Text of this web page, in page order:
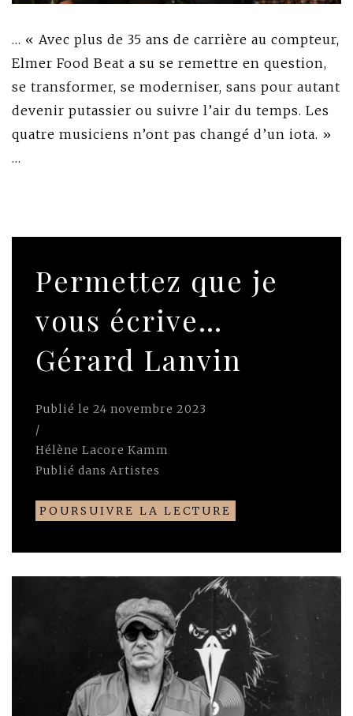
… « Avec plus de 35 ans de carrière au compteur,
Elmer Food Beat a su se remettre en question,
se transformer, se moderniser, sans pour autant
devenir putassier ou suivre l’air du temps. Les
quatre musiciens n’ont pas changé d’un iota. »
…
Permettez que je
vous écrive…
Gérard Lanvin
Publié le 24 novembre 2023
/
Hélène Lacore Kamm
Publié dans Artistes
POURSUIVRE LA LECTURE